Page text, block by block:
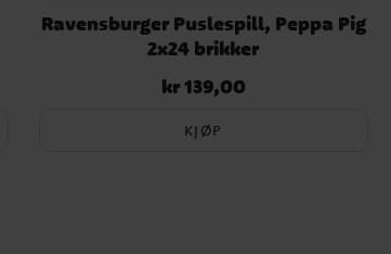
Ravensburger Puslespill, Peppa Pig
2x24 brikker
Pris :kr 139,00
kr 139,00
KJØP